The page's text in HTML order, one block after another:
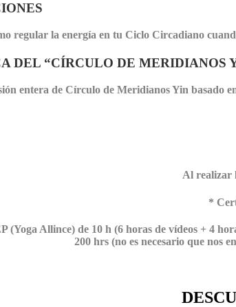
regular la energía en tu Ciclo Circadiano
DEL “CÍRCULO DE MERIDIANOS
entera de Círculo de Meridianos Yin basado
Al realizar
*
(Yoga Allince) de 10 h (6 horas de vídeos + 4
200 hrs (no es necesario que nos